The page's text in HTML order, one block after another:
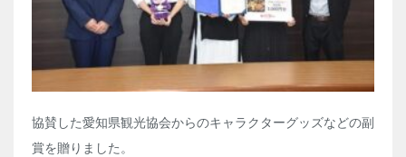
協賛した愛知県観光協会からのキャラクターグッズなどの副
賞を贈りました。